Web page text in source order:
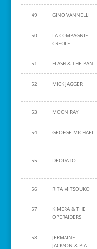
49 GINO VANNELLI
50
LA COMPAGNIE
CREOLE
51 FLASH & THE PAN
52 MICK JAGGER
53 MOON RAY
54 GEORGE MICHAEL
55 DEODATO
56 RITA MITSOUKO
57
KIMERA & THE
OPERAIDERS
58
JERMAINE
JACKSON & PIA